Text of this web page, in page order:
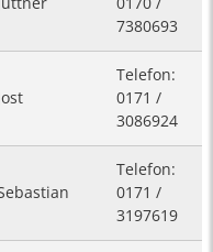
7380693
Telefon:
0171 /
3086924
Telefon:
0171 /
3197619